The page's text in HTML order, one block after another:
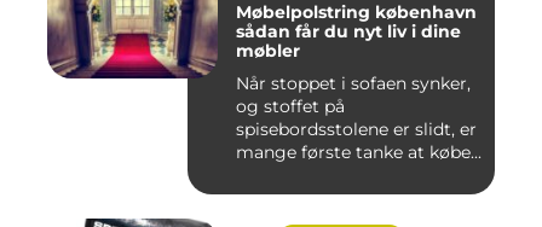
Møbelpolstring københavn
sådan får du nyt liv i dine
møbler
Når stoppet i sofaen synker,
og stoffet på
spisebordsstolene er slidt, er
mange første tanke at købe...